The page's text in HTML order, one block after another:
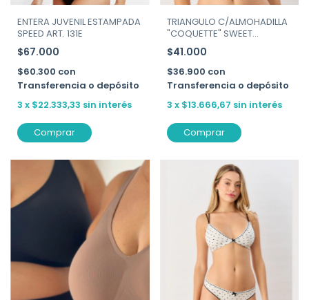
ENTERA JUVENIL ESTAMPADA
SPEED ART. 131E
$67.000
$60.300 con
Transferencia o depósito
3 x $22.333,33 sin interés
Comprar
TRIANGULO C/ALMOHADILLA
"COQUETTE" SWEET
VICTORIAN ART. 134-212
$41.000
$36.900 con
Transferencia o depósito
3 x $13.666,67 sin interés
Comprar